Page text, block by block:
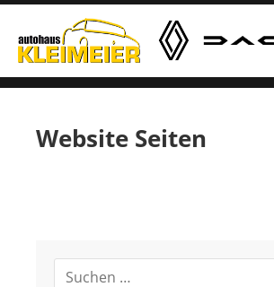
Zum
Inhalt
springen
AUTOHAUS
Website Seiten